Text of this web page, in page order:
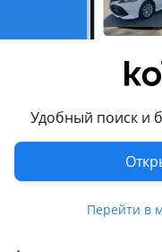
Удобный поиск и
Перейти в
Комментарий
ЗЕРКАЛО ЗАДНЕГО
(С ПОВТОРИТЕЛЕМ)
ЗЕРКАЛО ЗАДНЕГО
TOYOTA YARIS XP 2005-